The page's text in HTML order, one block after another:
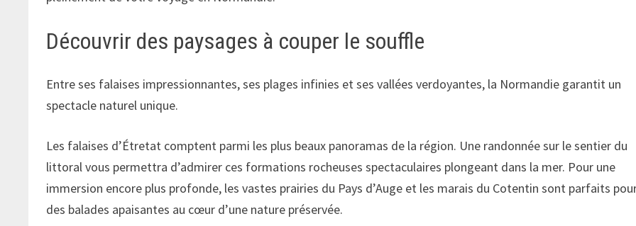
Découvrir des paysages à couper le souffle
Entre ses falaises impressionnantes, ses plages infinies et ses vallées verdoyantes, la Normandie garantit un
spectacle naturel unique.
Les falaises d’Étretat comptent parmi les plus beaux panoramas de la région. Une randonnée sur le sentier du
littoral vous permettra d’admirer ces formations rocheuses spectaculaires plongeant dans la mer. Pour une
immersion encore plus profonde, les vastes prairies du Pays d’Auge et les marais du Cotentin sont parfaits
des balades apaisantes au cœur d’une nature préservée.